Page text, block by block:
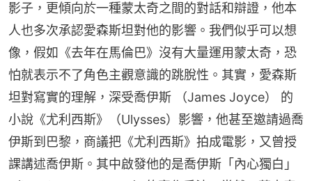
影子，更傾向於一種蒙太奇之間的對話和辯證，他本
人也多次承認愛森斯坦對他的影響。我們似乎可以想
像，假如《去年在馬倫巴》沒有大量運用蒙太奇，恐
怕就表示不了角色主觀意識的跳脫性。其實，愛森斯
坦對寫實的理解，深受喬伊斯 （James Joyce） 的
小說《尤利西斯》（Ulysses）影響，他甚至邀請過喬
伊斯到巴黎，商議把《尤利西斯》拍成電影，又曾授
課講述喬伊斯。其中啟發他的是喬伊斯「內心獨白」